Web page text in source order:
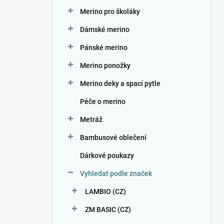
Merino pro školáky
Dámské merino
Pánské merino
Merino ponožky
Merino deky a spací pytle
Péče o merino
Metráž
Bambusové oblečení
Dárkové poukazy
Vyhledat podle značek
LAMBIO (CZ)
ZM BASIC (CZ)